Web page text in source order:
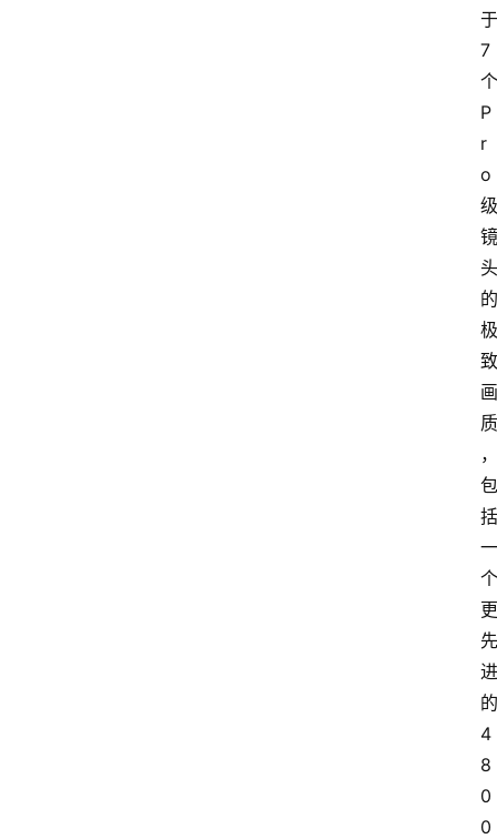
于
7
个
P
r
o
级
镜
头
的
极
致
画
质
，
包
括
一
个
更
先
进
的
4
8
0
0